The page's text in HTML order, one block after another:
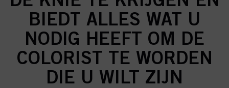
BIEDT ALLES WAT U
NODIG HEEFT OM DE
COLORIST TE WORDEN
DIE U WILT ZIJN